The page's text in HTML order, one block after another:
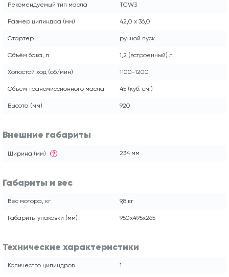
Рекомендуемый тип масла TСW3
Размер цилиндра (мм) 42,0 х 36,0
Стартер ручной пуск
Объём бака, л 1,2 (встроенный) л
Холостой ход (об/мин) 1100-1200
Объем трансмиссионного масла 45 (куб. см.)
Высота (мм) 920
Внешние габариты
Ширина (мм) ? 234 мм
Габариты и вес
Вес мотора, кг 9,8 кг
Габариты упаковки (мм) 950x495x265
Технические характеристики
Количество цилиндров 1